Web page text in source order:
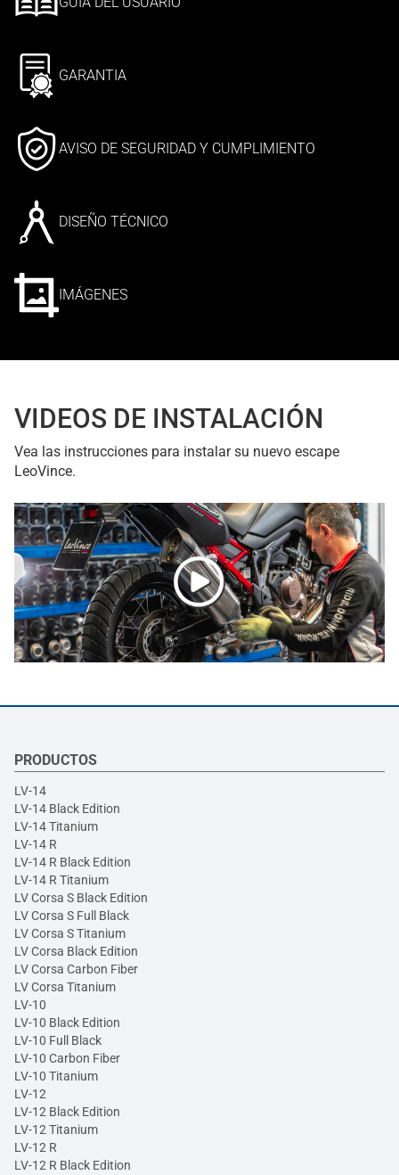
GARANTIA
AVISO DE SEGURIDAD Y CUMPLIMIENTO
DISEÑO TÉCNICO
IMÁGENES
VIDEOS DE INSTALACIÓN
Vea las instrucciones para instalar su nuevo escape
LeoVince.
PRODUCTOS
LV-14
LV-14 Black Edition
LV-14 Titanium
LV-14 R
LV-14 R Black Edition
LV-14 R Titanium
LV Corsa S Black Edition
LV Corsa S Full Black
LV Corsa S Titanium
LV Corsa Black Edition
LV Corsa Carbon Fiber
LV Corsa Titanium
LV-10
LV-10 Black Edition
LV-10 Full Black
LV-10 Carbon Fiber
LV-10 Titanium
LV-12
LV-12 Black Edition
LV-12 Titanium
LV-12 R
LV-12 R Black Edition